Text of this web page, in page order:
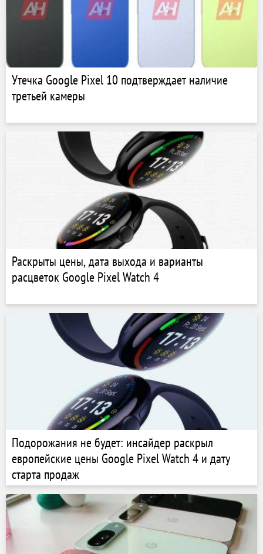
Утечка Google Pixel 10 подтверждает наличие
третьей камеры
Раскрыты цены, дата выхода и варианты
расцветок Google Pixel Watch 4
Подорожания не будет: инсайдер раскрыл
европейские цены Google Pixel Watch 4 и дату
старта продаж